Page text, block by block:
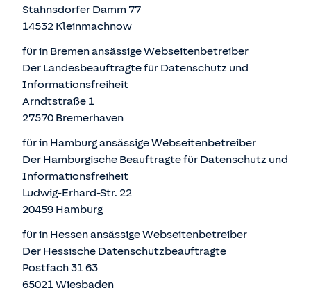
Stahnsdorfer Damm 77
14532 Kleinmachnow
für in Bremen ansässige Webseitenbetreiber
Der Landesbeauftragte für Datenschutz und
Informationsfreiheit
Arndtstraße 1
27570 Bremerhaven
für in Hamburg ansässige Webseitenbetreiber
Der Hamburgische Beauftragte für Datenschutz und
Informationsfreiheit
Ludwig-Erhard-Str. 22
20459 Hamburg
für in Hessen ansässige Webseitenbetreiber
Der Hessische Datenschutzbeauftragte
Postfach 31 63
65021 Wiesbaden